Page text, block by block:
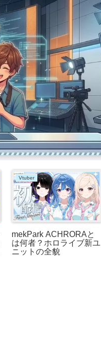
Vtuber
mekPark ACHRORAと
は何者？ホロライブ新ユ
ニットの全貌